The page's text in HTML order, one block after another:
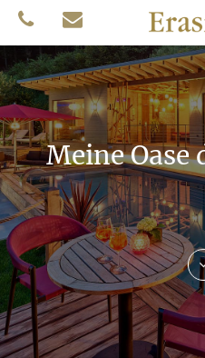
Meine Oase